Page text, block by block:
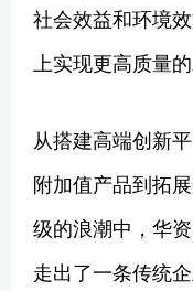
社会效益和环境
上实现更高质量的
从搭建高端创新
附加值产品到拓
级的浪潮中，华
走出了一条传统